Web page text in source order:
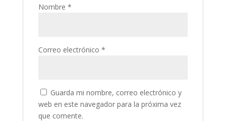
Nombre *
Correo electrónico *
Guarda mi nombre, correo electrónico y
web en este navegador para la próxima vez
que comente.